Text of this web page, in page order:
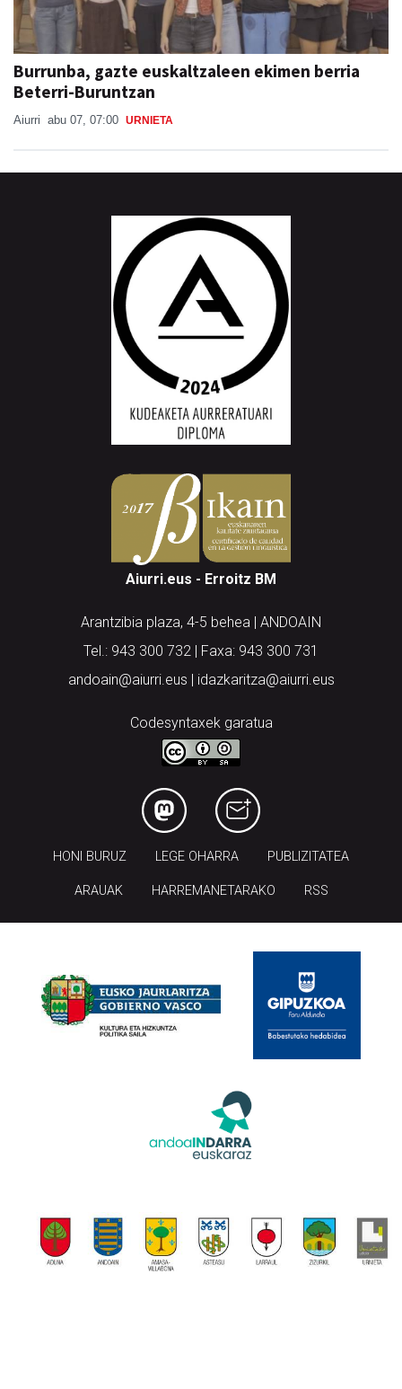
Burrunba, gazte euskaltzaleen ekimen berria
Beterri-Buruntzan
Aiurri abu 07, 07:00 URNIETA
Aiurri.eus - Erroitz BM
Arantzibia plaza, 4-5 behea | ANDOAIN
Tel.: 943 300 732 | Faxa: 943 300 731
andoain@aiurri.eus | idazkaritza@aiurri.eus
Codesyntaxek garatua
HONI BURUZ LEGE OHARRA PUBLIZITATEA
ARAUAK HARREMANETARAKO RSS